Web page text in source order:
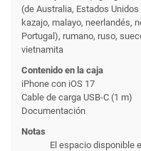
(de Australia, Estados
kazajo, malayo, neerlandés,
Portugal), rumano, ruso,
vietnamita
Contenido en la caja
iPhone con iOS 17
Cable de carga USB-C (1 m)
Documentación
Notas
El espacio disponible